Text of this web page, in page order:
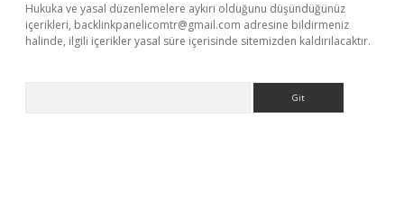
Hukuka ve yasal düzenlemelere aykırı olduğunu düşündüğünüz
içerikleri, backlinkpanelicomtr@gmail.com adresine bildirmeniz
halinde, ilgili içerikler yasal süre içerisinde sitemizden kaldırılacaktır.